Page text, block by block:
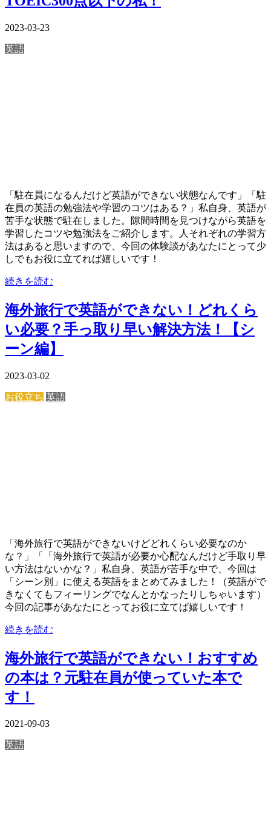
2023-03-23
英語
「駐在員になるんだけど英語ができない状態なんです」「駐
在員の英語の勉強法や学習のコツはある？」私自身、英語が
苦手な状態で駐在しました。隙間時間を見つけながら英語を
学習したコツや勉強法をご紹介します。人それぞれの学習方
法はあると思いますので、今回の体験談があなたにとって少
しでもお役に立てれば嬉しいです！
続きを読む
海外旅行で英語ができない！どれくら
い必要？手っ取り早い解決方法！【シ
ーン編】
2023-03-02
お役立ち 英語
「海外旅行で英語ができないけどどれくらい必要なのか
な？」「「海外旅行で英語が必要か心配なんだけど手取り早
い方法はないかな？」私自身、英語が苦手な中で、今回は
「シーン別」に使える英語をまとめてみました！（英語がで
きなくてもフィーリングでなんとかなったりしちゃいます）
今回の記事があなたにとってお役に立てば嬉しいです！
続きを読む
海外旅行で英語ができない！おすすめ
の本は？元駐在員が使っていた本で
す！
2021-09-03
英語